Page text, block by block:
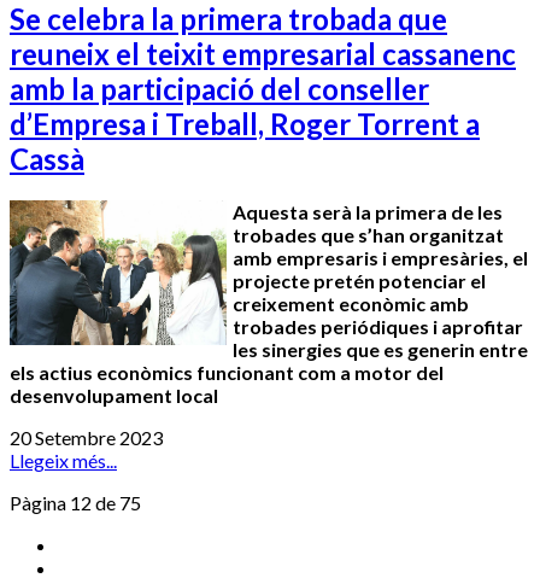
Se celebra la primera trobada que
reuneix el teixit empresarial cassanenc
amb la participació del conseller
d’Empresa i Treball, Roger Torrent a
Cassà
Aquesta serà la primera de les
trobades que s’han organitzat
amb empresaris i empresàries, el
projecte pretén potenciar el
creixement econòmic amb
trobades periódiques i aprofitar
les sinergies que es generin entre
els actius econòmics funcionant com a motor del
desenvolupament local
20 Setembre 2023
Llegeix més...
Pàgina 12 de 75